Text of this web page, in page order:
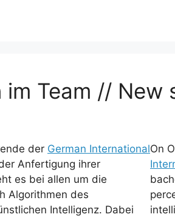
im Team //
der German International
Anfertigung ihrer
es bei allen um die
Algorithmen des
Intelligenz. Dabei
On